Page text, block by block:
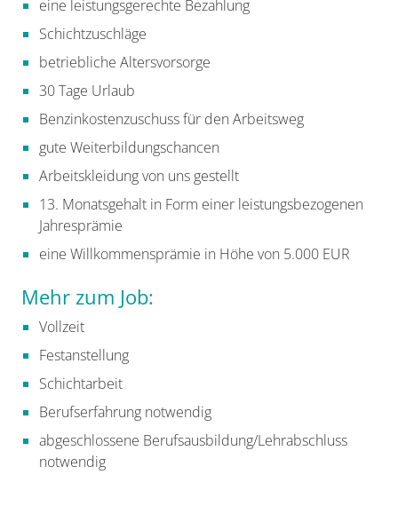
eine leistungsgerechte Bezahlung
Schichtzuschläge
betriebliche Altersvorsorge
30 Tage Urlaub
Benzinkostenzuschuss für den Arbeitsweg
gute Weiterbildungschancen
Arbeitskleidung von uns gestellt
13. Monatsgehalt in Form einer leistungsbezogenen
Jahresprämie
eine Willkommensprämie in Höhe von 5.000 EUR
Mehr zum Job:
Vollzeit
Festanstellung
Schichtarbeit
Berufserfahrung notwendig
abgeschlossene Berufsausbildung/Lehrabschluss
notwendig